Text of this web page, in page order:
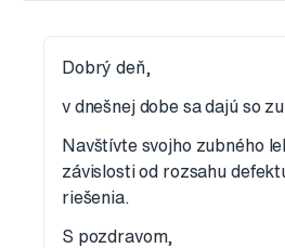
Dobrý deň,
v dnešnej dobe sa dajú so
Navštívte svojho zubného
závislosti od rozsahu
riešenia.
S pozdravom,